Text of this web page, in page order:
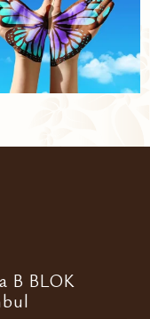
B BLOK